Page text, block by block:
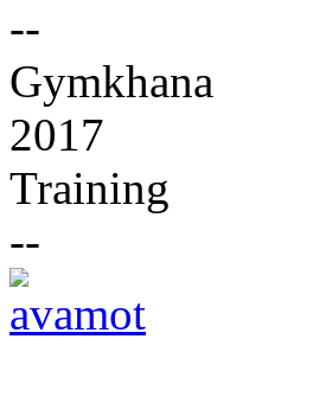
--
Gymkhana
2017
Training
--